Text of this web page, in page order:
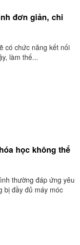
đơn giản, chi
có chức năng kết nối
làm thế...
học không thể
thường đáp ứng yêu
bị đầy đủ máy móc